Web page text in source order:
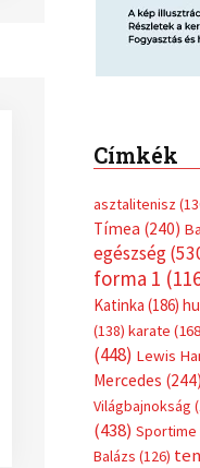
Címkék
asztalitenisz
Tímea (240)
egészség
forma 1
Katinka (186)
(138) karate
(448) Lewis
Mercedes (244)
Világbajnokság
(438) Sportime
Balázs (126)